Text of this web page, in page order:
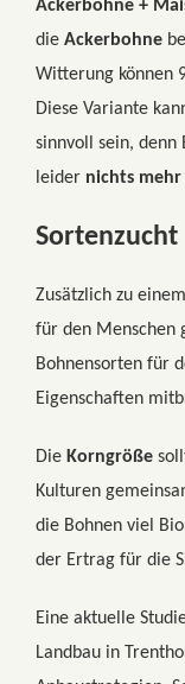
Ackerbohne +
die Ackerbohne
Witterung können
Diese Variante
sinnvoll sein, denn
leider nichts mehr
Sortenzucht
Zusätzlich zu
für den Menschen
Bohnensorten für
Eigenschaften
Die Korngröße
Kulturen
die Bohnen viel
der Ertrag für die
Eine aktuelle
Landbau in